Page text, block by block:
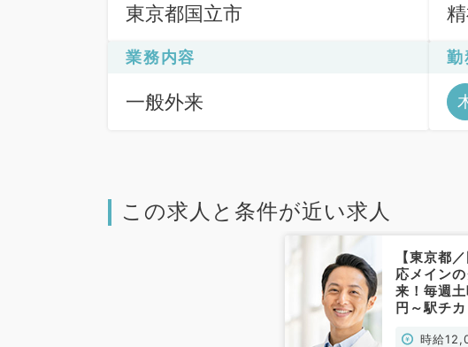
東京都国立市
業務内容
一般外来
勤
この求人と条件が近い求人
【東京都
応メイン
来！毎週
円～駅チ
時給